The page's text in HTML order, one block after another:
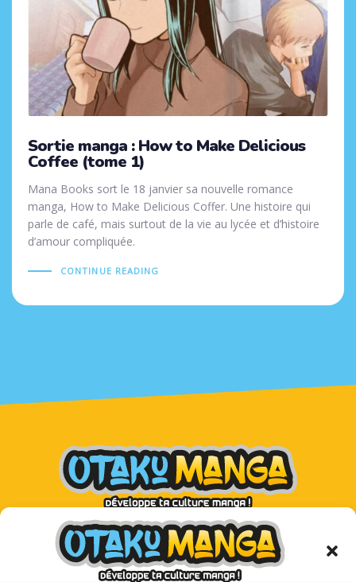
Sortie manga : How to Make Delicious
Coffee (tome 1)
Mana Books sort le 18 janvier sa nouvelle romance
manga, How to Make Delicious Coffer. Une histoire qui
parle de café, mais surtout de la vie au lycée et d’histoire
d’amour compliquée.
CONTINUE READING
Otaku Manga : le premier
magazine manga pour les ados !